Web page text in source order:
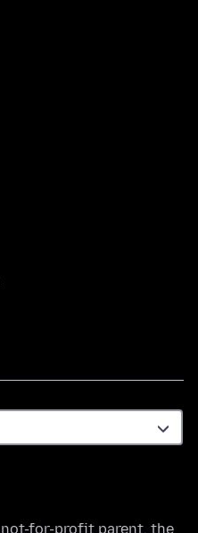
not-for-profit parent, the